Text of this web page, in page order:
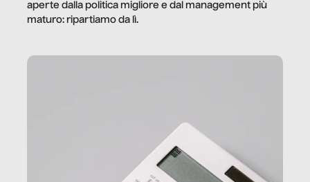
aperte dalla politica migliore e dal management più
maturo: ripartiamo da lì.